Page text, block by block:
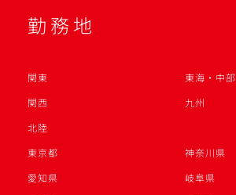
勤務地
関東
東海・中部
関西
九州
北陸
東京都
神奈川県
愛知県
岐阜県